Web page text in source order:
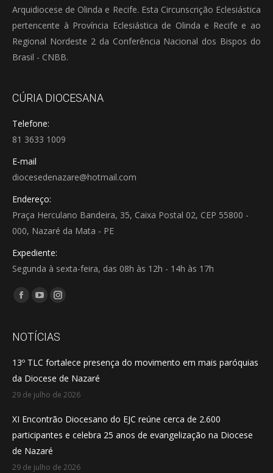
Arquidiocese de Olinda e Recife. Esta Circunscrição Eclesiástica
pertencente à Província Eclesiástica de Olinda e Recife e ao
Regional Nordeste 2 da Conferência Nacional dos Bispos do
Brasil - CNBB.
CÚRIA DIOCESANA
Telefone:
81 3633 1009
E-mail
diocesedenazare@hotmail.com
Endereço:
Praça Herculano Bandeira, 35, Caixa Postal 02, CEP 55800 -
000, Nazaré da Mata - PE
Expediente:
Segunda à sexta-feira, das 08h às 12h - 14h às 17h
Encontre-nos em:
Facebook
opens
new
window
YouTube
opens
new
window
Instagram
opens
new
window
NOTÍCIAS
13º TLC fortalece presença do movimento em mais paróquias
da Diocese de Nazaré
29 de julho de 2026
XI Encontrão Diocesano do EJC reúne cerca de 2.600
participantes e celebra 25 anos de evangelização na Diocese
de Nazaré
29 de julho de 2026